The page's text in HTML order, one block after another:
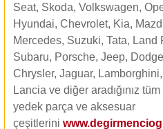
Seat, Skoda, Volkswagen,
Hyundai, Chevrolet, Kia,
Mercedes, Suzuki, Tata, Land
Subaru, Porsche, Jeep,
Chrysler, Jaguar,
Lancia ve diğer aradığınız
yedek parça ve aksesuar
çeşitlerini